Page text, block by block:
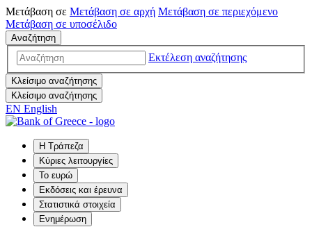
Μετάβαση σε Μετάβαση σε αρχή Μετάβαση σε περιεχόμενο
Μετάβαση σε υποσέλιδο
Αναζήτηση
Εκτέλεση αναζήτησης
Κλείσιμο αναζήτησης
Κλείσιμο αναζήτησης
EN English
Η Τράπεζα
Κύριες λειτουργίες
Το ευρώ
Εκδόσεις και έρευνα
Στατιστικά στοιχεία
Ενημέρωση